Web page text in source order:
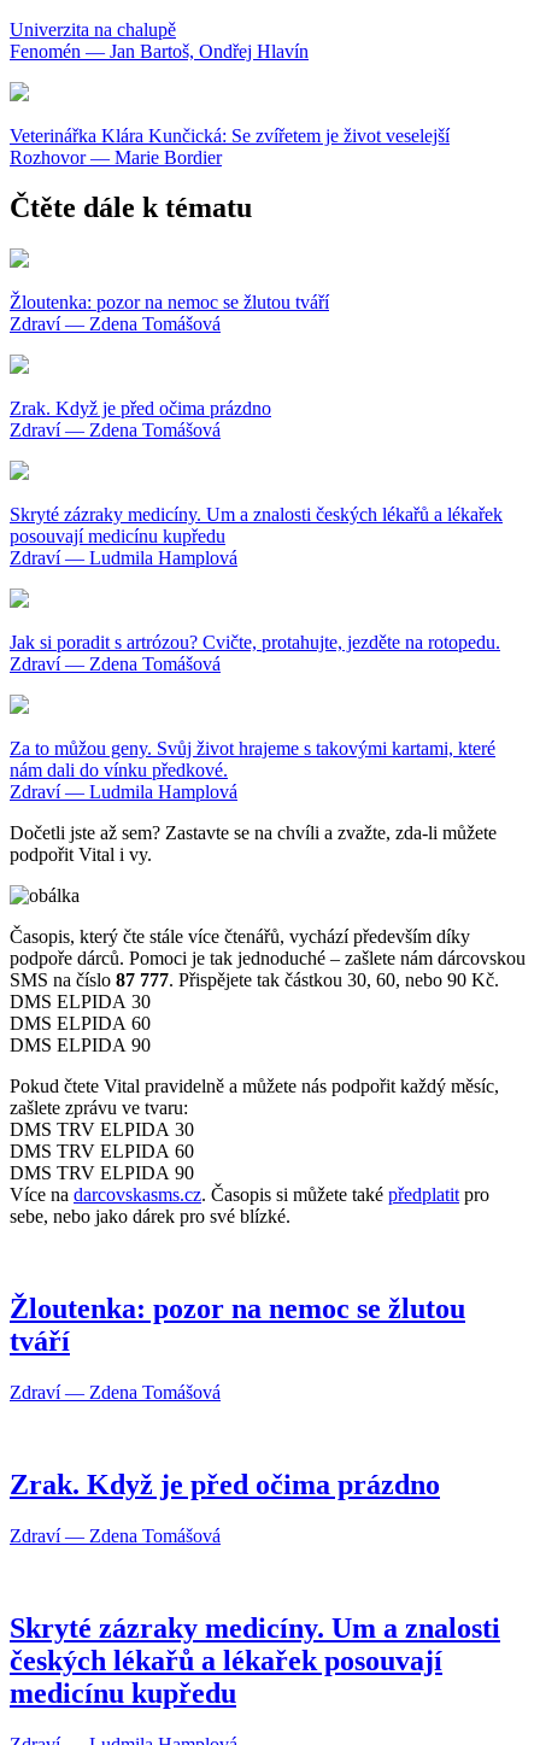
Univerzita na chalupě
Fenomén — Jan Bartoš, Ondřej Hlavín
Veterinářka Klára Kunčická: Se zvířetem je život veselejší
Rozhovor — Marie Bordier
Čtěte dále k tématu
Žloutenka: pozor na nemoc se žlutou tváří
Zdraví — Zdena Tomášová
Zrak. Když je před očima prázdno
Zdraví — Zdena Tomášová
Skryté zázraky medicíny. Um a znalosti českých lékařů a lékařek
posouvají medicínu kupředu
Zdraví — Ludmila Hamplová
Jak si poradit s artrózou? Cvičte, protahujte, jezděte na rotopedu.
Zdraví — Zdena Tomášová
Za to můžou geny. Svůj život hrajeme s takovými kartami, které
nám dali do vínku předkové.
Zdraví — Ludmila Hamplová
Dočetli jste až sem? Zastavte se na chvíli a zvažte, zda-li můžete
podpořit Vital i vy.
Časopis, který čte stále více čtenářů, vychází především díky
podpoře dárců. Pomoci je tak jednoduché – zašlete nám dárcovskou
SMS na číslo 87 777. Přispějete tak částkou 30, 60, nebo 90 Kč.
DMS ELPIDA 30
DMS ELPIDA 60
DMS ELPIDA 90
Pokud čtete Vital pravidelně a můžete nás podpořit každý měsíc,
zašlete zprávu ve tvaru:
DMS TRV ELPIDA 30
DMS TRV ELPIDA 60
DMS TRV ELPIDA 90
Více na darcovskasms.cz. Časopis si můžete také předplatit pro
sebe, nebo jako dárek pro své blízké.
Žloutenka: pozor na nemoc se žlutou
tváří
Zdraví — Zdena Tomášová
Zrak. Když je před očima prázdno
Zdraví — Zdena Tomášová
Skryté zázraky medicíny. Um a znalosti
českých lékařů a lékařek posouvají
medicínu kupředu